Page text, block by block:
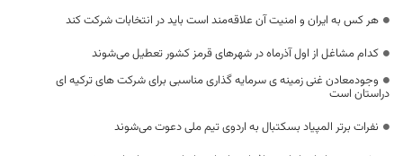
هر کس به ایران و امنیت آن علاقه‌مند است باید در انتخابات شرکت کند
کدام مشاغل از اول آذرماه در شهرهای قرمز کشور تعطیل می‌شوند
وجودمعادن غنی زمینه ی سرمایه گذاری مناسبی برای شرکت های ترکیه ای
دراستان است
نفرات برتر المپیاد بسکتبال به اردوی تیم ملی دعوت می‌شوند